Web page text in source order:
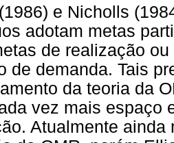
e Nicholls
adotam metas
de realização
de demanda. Tais
da teoria da
vez mais espaço
Atualmente